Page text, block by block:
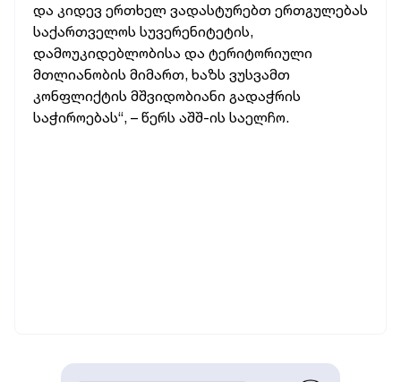
და კიდევ ერთხელ ვადასტურებთ ერთგულებას
საქართველოს სუვერენიტეტის,
დამოუკიდებლობისა და ტერიტორიული
მთლიანობის მიმართ, ხაზს ვუსვამთ
კონფლიქტის მშვიდობიანი გადაჭრის
საჭიროებას“, – წერს აშშ-ის საელჩო.